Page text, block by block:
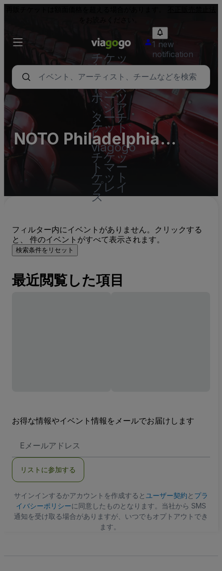
チケッ
ト - コ
ンサー
ト、ス
ポーツ
、シア
ターチ
ケット
|
viagogo
チケッ
トマー
ケット
プレイ
ス
1 new
notification
NOTO Philadelphia
Parking Lots (InActive)
フィルター内にイベントがありません。クリックする
と、 件のイベントがすべて表示されます。
検索条件をリセット
最近閲覧した項目
お得な情報やイベント情報をメールでお届けします
メ
ア
ス
リストに参加する
サインインするかアカウントを作成すると ユーザー契約と プラ
イバシーポリシーに同意したものとなります。当社から SMS
通知を受け取る場合がありますが、いつでもオプトアウトでき
ます。